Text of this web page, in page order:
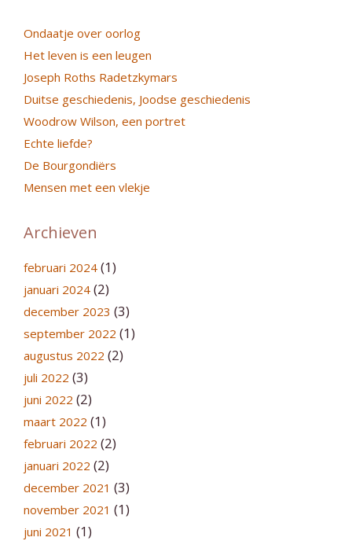
Ondaatje over oorlog
Het leven is een leugen
Joseph Roths Radetzkymars
Duitse geschiedenis, Joodse geschiedenis
Woodrow Wilson, een portret
Echte liefde?
De Bourgondiërs
Mensen met een vlekje
Archieven
februari 2024 (1)
januari 2024 (2)
december 2023 (3)
september 2022 (1)
augustus 2022 (2)
juli 2022 (3)
juni 2022 (2)
maart 2022 (1)
februari 2022 (2)
januari 2022 (2)
december 2021 (3)
november 2021 (1)
juni 2021 (1)